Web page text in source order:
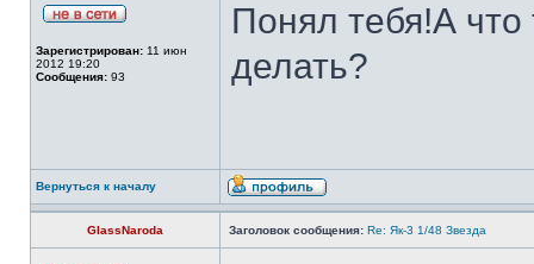
Зарегистрирован: 11 июн
2012 19:20
Сообщения: 93
Понял тебя!А
делать?
Вернуться к началу
GlassNaroda Заголовок сообщения: Re: Як-3 1/48 Звезда